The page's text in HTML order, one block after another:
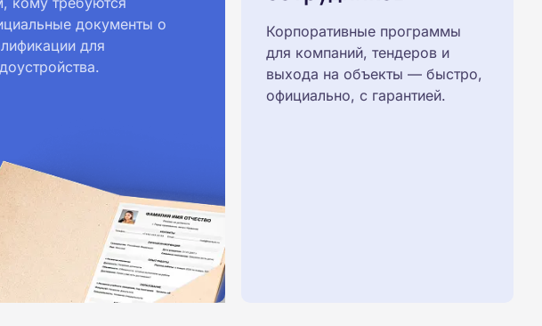
документы о
для
Корпоративные программы
для компаний, тендеров и
выхода на объекты — быстро,
официально, с гарантией.